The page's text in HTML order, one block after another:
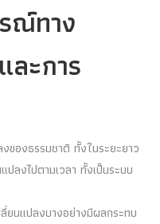
ณ์ทาง
ะการ
ของธรรมชาติ ทั้งในระยะยาว
ลงไปตามเวลา ทั้งเป็นระบบ
ยนแปลงบางอย่างมีผลกระทบ